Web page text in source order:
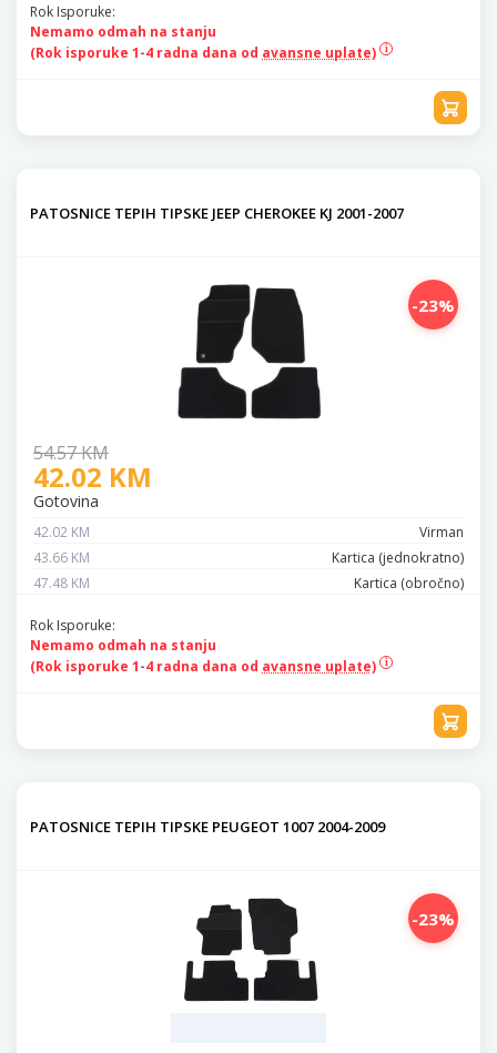
Rok Isporuke:
Nemamo odmah na stanju
(Rok isporuke 1-4 radna dana od avansne uplate)
PATOSNICE TEPIH TIPSKE JEEP CHEROKEE KJ 2001-2007
-23%
54.57 KM
42.02 KM
Gotovina
42.02 KM
Virman
43.66 KM
Kartica (jednokratno)
47.48 KM
Kartica (obročno)
Rok Isporuke:
Nemamo odmah na stanju
(Rok isporuke 1-4 radna dana od avansne uplate)
PATOSNICE TEPIH TIPSKE PEUGEOT 1007 2004-2009
-23%